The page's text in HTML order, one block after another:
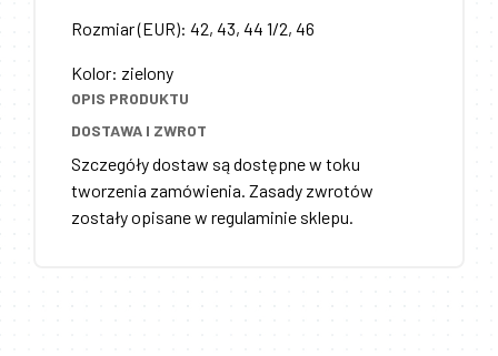
Rozmiar (EUR): 42, 43, 44 1/2, 46
Kolor: zielony
OPIS PRODUKTU
DOSTAWA I ZWROT
Szczegóły dostaw są dostępne w toku
tworzenia zamówienia. Zasady zwrotów
zostały opisane w regulaminie sklepu.